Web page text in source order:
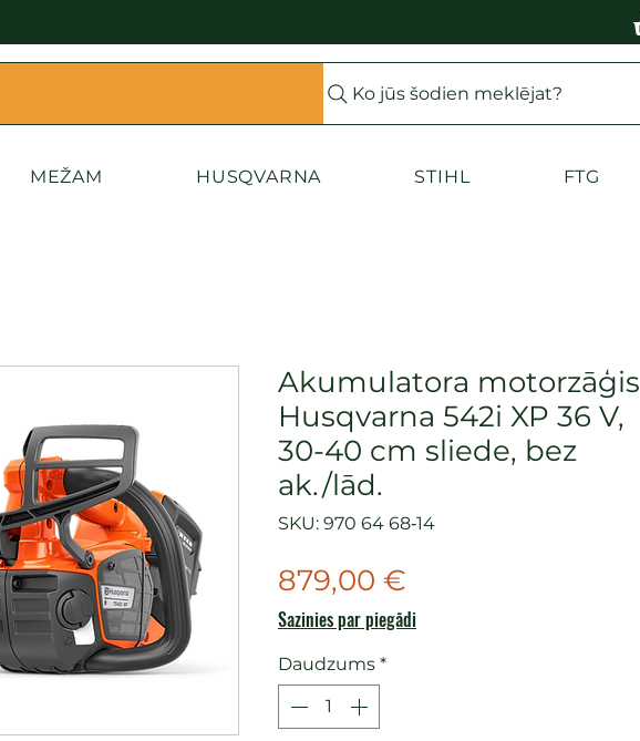
Ko jūs šodien meklējat?
MEŽAM HUSQVARNA STIHL FTG
Akumulatora motorzāģis
Husqvarna 542i XP 36 V,
30-40 cm sliede, bez
ak./lād.
SKU: 970 64 68‑14
879,00 €
Sazinies par piegādi
Daudzums *